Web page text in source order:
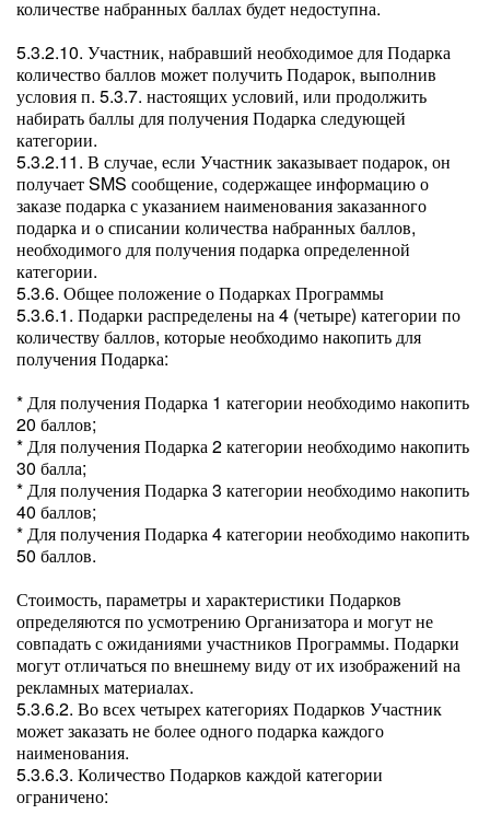
количестве набранных баллах будет недоступна.
5.3.2.10. Участник, набравший необходимое для Подарка
количество баллов может получить Подарок, выполнив
условия п. 5.3.7. настоящих условий, или продолжить
набирать баллы для получения Подарка следующей
категории.
5.3.2.11. В случае, если Участник заказывает подарок, он
получает SMS сообщение, содержащее информацию о
заказе подарка с указанием наименования заказанного
подарка и о списании количества набранных баллов,
необходимого для получения подарка определенной
категории.
5.3.6. Общее положение о Подарках Программы
5.3.6.1. Подарки распределены на 4 (четыре) категории по
количеству баллов, которые необходимо накопить для
получения Подарка:
* Для получения Подарка 1 категории необходимо накопить
20 баллов;
* Для получения Подарка 2 категории необходимо накопить
30 балла;
* Для получения Подарка 3 категории необходимо накопить
40 баллов;
* Для получения Подарка 4 категории необходимо накопить
50 баллов.
Стоимость, параметры и характеристики Подарков
определяются по усмотрению Организатора и могут не
совпадать с ожиданиями участников Программы. Подарки
могут отличаться по внешнему виду от их изображений на
рекламных материалах.
5.3.6.2. Во всех четырех категориях Подарков Участник
может заказать не более одного подарка каждого
наименования.
5.3.6.3. Количество Подарков каждой категории
ограничено: